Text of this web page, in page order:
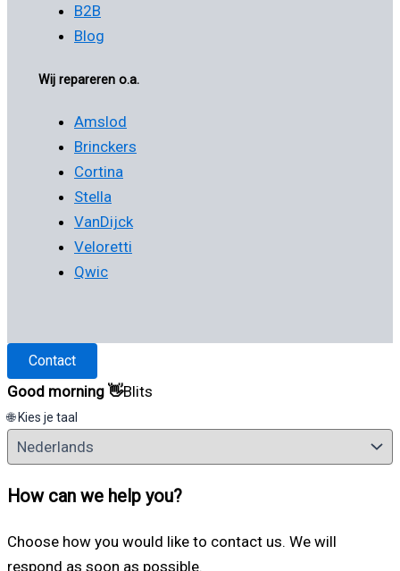
B2B
Blog
Wij repareren o.a.
Amslod
Brinckers
Cortina
Stella
VanDijck
Veloretti
Qwic
Contact
Good morning 👋Blits
🌐 Kies je taal
How can we help you?
Choose how you would like to contact us. We will
respond as soon as possible.